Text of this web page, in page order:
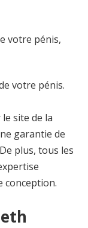
votre pénis,
votre pénis.
site de la
garantie de
plus, tous les
conception.